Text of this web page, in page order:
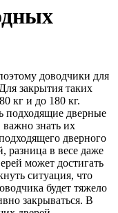
доводчики для
закрытия таких
кг и до 180 кг.
подходящие дверные
знать их
дверного
разница в весе даже
может достигать
ситуация, что
будет тяжело
закрываться. В